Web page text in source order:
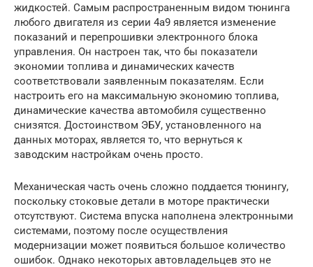
жидкостей. Самым распространенным видом тюнинга
любого двигателя из серии 4a9 является изменение
показаний и перепрошивки электронного блока
управления. Он настроен так, что бы показатели
экономии топлива и динамических качеств
соответствовали заявленным показателям. Если
настроить его на максимальную экономию топлива,
динамические качества автомобиля существенно
снизятся. Достоинством ЭБУ, установленного на
данных моторах, является то, что вернуться к
заводским настройкам очень просто.
Механическая часть очень сложно поддается тюнингу,
поскольку стоковые детали в моторе практически
отсутствуют. Система впуска наполнена электронными
системами, поэтому после осуществления
модернизации может появиться большое количество
ошибок. Однако некоторых автовладельцев это не